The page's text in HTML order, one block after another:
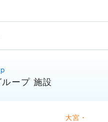
ープ 施設
大宮・